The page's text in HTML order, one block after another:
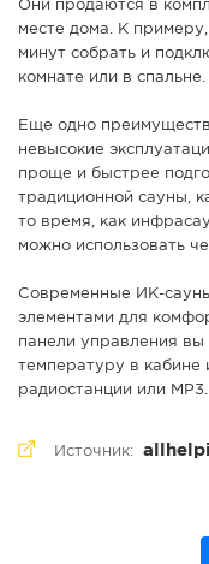
Они продаются в
месте дома. К
минут собрать и
комнате или в спальне.
Еще одно
невысокие
проще и быстрее
традиционной сауны,
то время, как
можно использовать
Современные ИК-
элементами для
панели управления вы
температуру в
радиостанции или MP3.
Источник: